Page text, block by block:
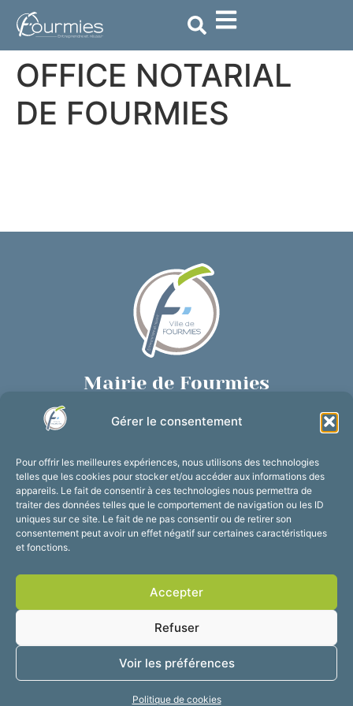
Gérer le consentement
Pour offrir les meilleures expériences, nous utilisons des technologies
telles que les cookies pour stocker et/ou accéder aux informations des
appareils. Le fait de consentir à ces technologies nous permettra de
traiter des données telles que le comportement de navigation ou les ID
uniques sur ce site. Le fait de ne pas consentir ou de retirer son
consentement peut avoir un effet négatif sur certaines caractéristiques
et fonctions.
Accepter
Refuser
Voir les préférences
Politique de cookies
principal
OFFICE NOTARIAL
DE FOURMIES
Mairie de Fourmies
03 27 59 69 79
Horaires d’ouverture
Du lundi au vendredi :
de 8h30 à 12h et de 13h30 à 17h30
Suivez-nous !
Accessibilité
Mentions légales
2025 © Propulsé par